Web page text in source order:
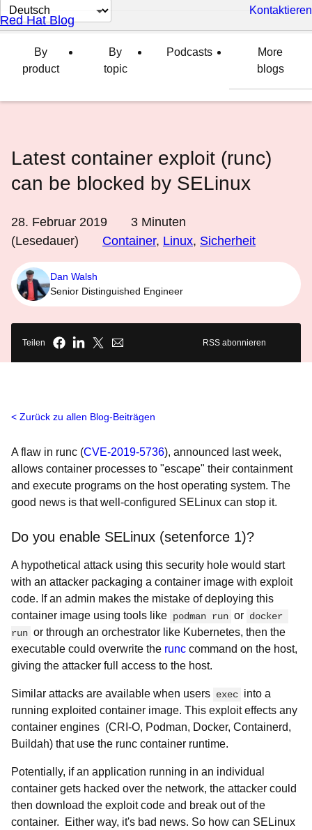
Sprache
auswählen
Kontaktieren
Red Hat Blog
By
product
By
topic
Podcasts
More
blogs
Latest container exploit (runc)
can be blocked by SELinux
28. Februar 2019 3 Minuten
(Lesedauer)
Container, Linux, Sicherheit
Dan Walsh
Senior Distinguished Engineer
Teilen RSS abonnieren
Zurück zu allen Blog-Beiträgen
A flaw in runc (CVE-2019-5736), announced last week,
allows container processes to "escape" their containment
and execute programs on the host operating system. The
good news is that well-configured SELinux can stop it.
Do you enable SELinux (setenforce 1)?
A hypothetical attack using this security hole would start
with an attacker packaging a container image with exploit
code. If an admin makes the mistake of deploying this
container image using tools like podman run or docker
run or through an orchestrator like Kubernetes, then the
executable could overwrite the runc command on the host,
giving the attacker full access to the host.
Similar attacks are available when users exec into a
running exploited container image. This exploit effects any
container engines (CRI-O, Podman, Docker, Containerd,
Buildah) that use the runc container runtime.
Potentially, if an application running in an individual
container gets hacked over the network, the attacker could
then download the exploit code and break out of the
container. Either way, it's bad news. So how can SELinux